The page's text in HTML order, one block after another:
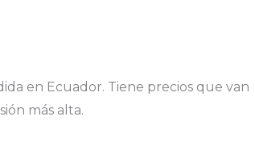
en Ecuador. Tiene precios que van
más alta.